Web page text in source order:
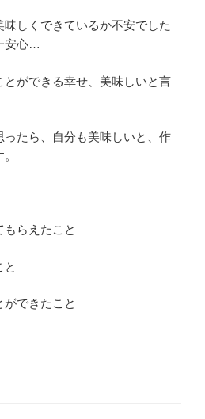
しくできているか不安でした
安心…
とができる幸せ、美味しいと言
たら、自分も美味しいと、作
らえたこと
と
できたこと